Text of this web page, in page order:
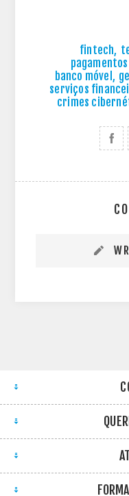
fintech,
banco móvel ,
serviços
crimes